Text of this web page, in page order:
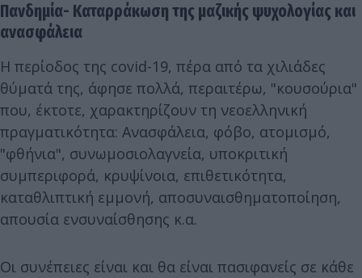
Πανδημία- Καταρράκωση της μαζικής ψυχολογίας και
ανασφάλεια
Η περίοδος της covid-19, πέρα από τα χιλιάδες
θύματά της, άφησε πολλά, περαιτέρω, "κουσούρια"
που, έκτοτε, χαρακτηρίζουν τη νεοελληνική
πραγματικότητα: Ανασφάλεια, φόβο, ατομισμό,
"φθήνια", συνωμοσιολαγνεία, υποκριτική
συμπεριφορά, κρυψίνοια, επιθετικότητα,
καταθλιπτική εμμονή, αποσυναισθηματοποίηση,
απουσία ενσυναίσθησης κ.α.
Οι συνέπειες είναι και θα είναι πασιφανείς σε κάθε